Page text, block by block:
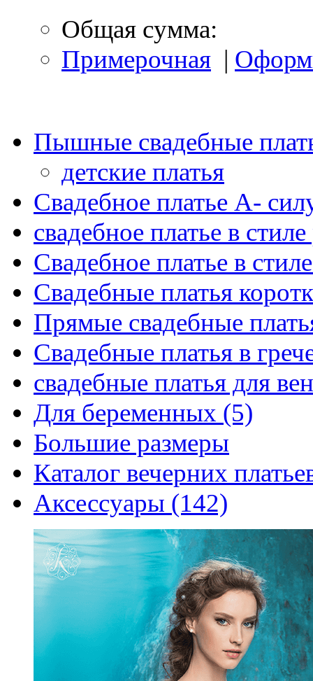
Общая сумма:
Примерочная |
Пышные свадебные
детские платья
Свадебное платье А-
свадебное платье в
Свадебное платье в
Свадебные платья
Прямые свадебные
Свадебные платья в
свадебные платья для
Для беременных (5)
Большие размеры
Каталог вечерних
Аксессуары (142)